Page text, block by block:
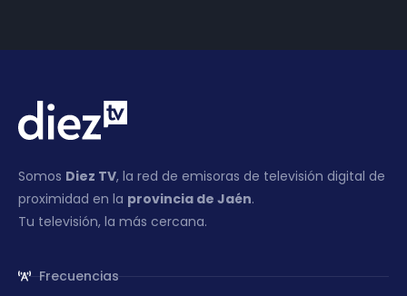
Somos Diez TV, la red de emisoras de televisión digital de
proximidad en la provincia de Jaén.
Tu televisión, la más cercana.
Frecuencias